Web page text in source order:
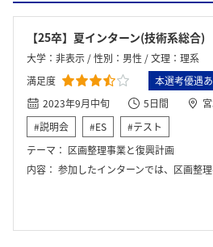
【25卒】夏インターン(技術系総合)
大学：非表示 / 性別：男性 / 文理：理系
満足度
本選考優遇
2023年9月中旬
5日間
#説明会
#ES
#テスト
テーマ： 区画整理事業と復興計画
内容： 参加したインターンでは、区画整理事業と復興計画を学び、災害で被災した地域の再建に携わりました。まず、区画整理の基本や法的な枠組み、復興計画の手法を学んだ後、現地調査を通じて被災地の状況を確認しました。避難経路の確保やインフラ